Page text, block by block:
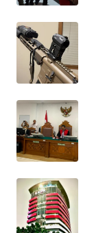
WAHANA
DESA
WISATA
WAHANA
Wahana
Network
KONSUMEN
LISTRIK